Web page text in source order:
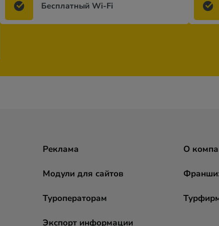
Бесплатный Wi-Fi
Реклама
Модули для сайтов
Туроператорам
Экспорт информации
О